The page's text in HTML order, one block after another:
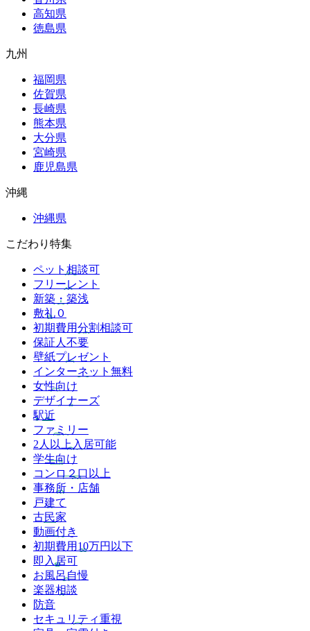
高知県
徳島県
九州
福岡県
佐賀県
長崎県
熊本県
大分県
宮崎県
鹿児島県
沖縄
沖縄県
こだわり特集
ペット相談可
フリーレント
新築・築浅
敷礼０
初期費用分割相談可
保証人不要
壁紙プレゼント
インターネット無料
女性向け
デザイナーズ
駅近
ファミリー
2人以上入居可能
学生向け
コンロ２口以上
事務所・店舗
戸建て
古民家
動画付き
初期費用10万円以下
即入居可
お風呂自慢
楽器相談
防音
セキュリティ重視